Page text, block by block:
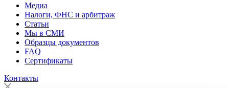
Медиа
Налоги, ФНС и арбитраж
Статьи
Мы в СМИ
Образцы документов
FAQ
Сертификаты
Контакты